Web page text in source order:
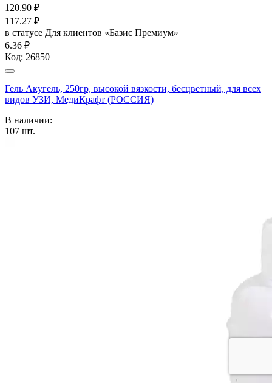
120.90 ₽
117.27 ₽
в статусе Для клиентов «Базис Премиум»
6.36 ₽
Код: 26850
Гель Акугель, 250гр, высокой вязкости, бесцветный, для всех
видов УЗИ, МедиКрафт (РОССИЯ)
В наличии:
107 шт.